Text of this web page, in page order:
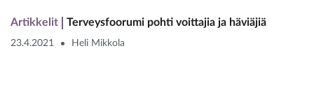
Artikkelit Terveysfoorumi pohti voittajia ja häviäjiä
23.4.2021 Heli Mikkola